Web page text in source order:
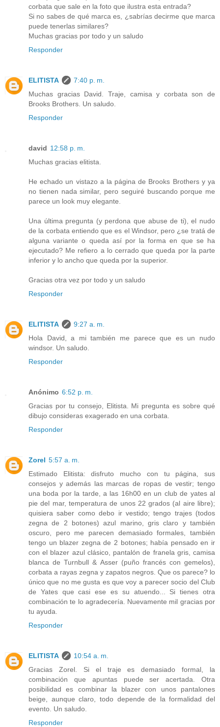
corbata que sale en la foto que ilustra esta entrada?
Si no sabes de qué marca es, ¿sabrías decirme que marca
puede tenerlas similares?
Muchas gracias por todo y un saludo
Responder
ELITISTA
7:40 p. m.
Muchas gracias David. Traje, camisa y corbata son de
Brooks Brothers. Un saludo.
Responder
david 12:58 p. m.
Muchas gracias elitista.
He echado un vistazo a la página de Brooks Brothers y ya
no tienen nada similar, pero seguiré buscando porque me
parece un look muy elegante.
Una última pregunta (y perdona que abuse de ti), el nudo
de la corbata entiendo que es el Windsor, pero ¿se tratá de
alguna variante o queda así por la forma en que se ha
ejecutado? Me refiero a lo cerrado que queda por la parte
inferior y lo ancho que queda por la superior.
Gracias otra vez por todo y un saludo
Responder
ELITISTA
9:27 a. m.
Hola David, a mi también me parece que es un nudo
windsor. Un saludo.
Responder
Anónimo 6:52 p. m.
Gracias por tu consejo, Elitista. Mi pregunta es sobre qué
dibujo consideras exagerado en una corbata.
Responder
Zorel 5:57 a. m.
Estimado Elitista: disfruto mucho con tu página, sus
consejos y además las marcas de ropas de vestir; tengo
una boda por la tarde, a las 16h00 en un club de yates al
pie del mar, temperatura de unos 22 grados (al aire libre);
quisiera saber como debo ir vestido; tengo trajes (todos
zegna de 2 botones) azul marino, gris claro y también
oscuro, pero me parecen demasiado formales, también
tengo un blazer zegna de 2 botones; había pensado en ir
con el blazer azul clásico, pantalón de franela gris, camisa
blanca de Turnbull & Asser (puño francés con gemelos),
corbata a rayas zegna y zapatos negros. Que os parece? lo
único que no me gusta es que voy a parecer socio del Club
de Yates que casi ese es su atuendo... Si tienes otra
combinación te lo agradecería. Nuevamente mil gracias por
tu ayuda.
Responder
ELITISTA
10:54 a. m.
Gracias Zorel. Si el traje es demasiado formal, la
combinación que apuntas puede ser acertada. Otra
posibilidad es combinar la blazer con unos pantalones
beige, aunque claro, todo depende de la formalidad del
evento. Un saludo.
Responder